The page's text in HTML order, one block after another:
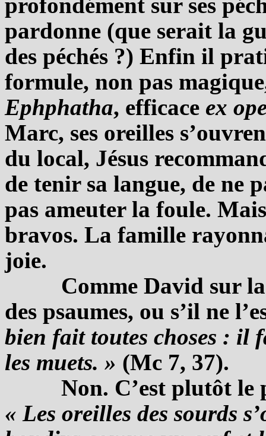
pardonne (que serait la
des péchés ?) Enfin il
formule, non pas
Ephphatha, efficace ex
Marc, ses oreilles
du local, Jésus
de tenir sa langue, de ne
pas ameuter la foule.
bravos. La famille
joie.
Comme David sur
des psaumes, ou s’il ne
bien fait toutes choses : il
les muets. » (Mc 7, 37).
Non. C’est plutôt le
« Les oreilles des sourds